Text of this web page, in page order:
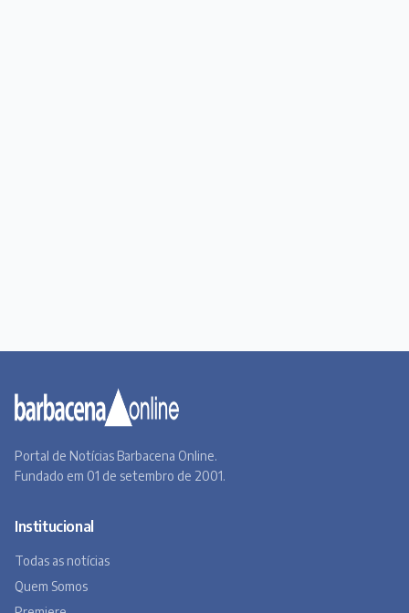
Portal de Notícias Barbacena Online.
Fundado em 01 de setembro de 2001.
Institucional
Todas as notícias
Quem Somos